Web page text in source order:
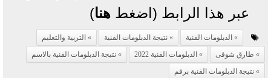
عبر هذا الرابط (اضغطهنا)
الدبلومات الفنية نتيجة الدبلومات الفنية
التربية والتعليم
طارق شوقى
الدبلومات الفنية 2022
نتيجة الدبلومات الفنية بالاسم
نتيجة الدبلومات الفنية برقم